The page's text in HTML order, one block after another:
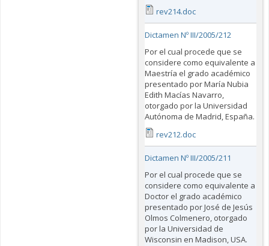
rev214.doc
Dictamen Nº III/2005/212
Por el cual procede que se
considere como equivalente a
Maestría el grado académico
presentado por María Nubia
Edith Macías Navarro,
otorgado por la Universidad
Autónoma de Madrid, España.
rev212.doc
Dictamen Nº III/2005/211
Por el cual procede que se
considere como equivalente a
Doctor el grado académico
presentado por José de Jesús
Olmos Colmenero, otorgado
por la Universidad de
Wisconsin en Madison, USA.